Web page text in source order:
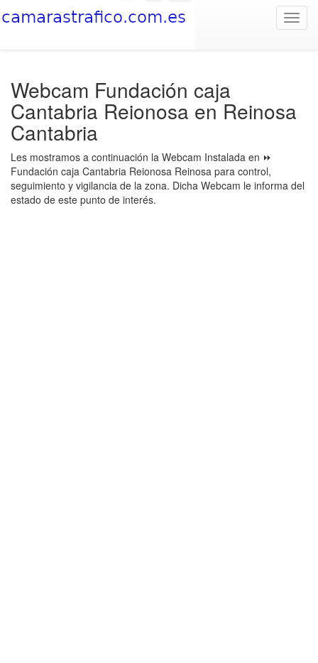
Webcam Fundación caja
Cantabria Reionosa en Reinosa
Cantabria
Les mostramos a continuación la Webcam Instalada en ⏩
Fundación caja Cantabria Reionosa Reinosa para control,
seguimiento y vigilancia de la zona. Dicha Webcam le informa del
estado de este punto de interés.